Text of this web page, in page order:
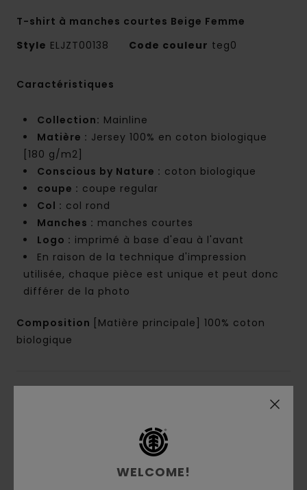
T-shirt à manches courtes Beige Femme
Style ELJZT00138 Code couleur teg0
Caractéristiques
Collection: Mainline
Matière : Jersey 100% en coton biologique
[180 g/m2]
Conscious by Nature : coton biologique
coupe : coupe regular
Col : col rond
Manches : manches courtes
Logo : imprimé à base d'eau à l'avant
En raison de la technique d'impression
utilisée, chaque pièce est unique et peut donc
différer de la photo
Composition
[Matière principale] 100% coton
biologique
WELCOME!